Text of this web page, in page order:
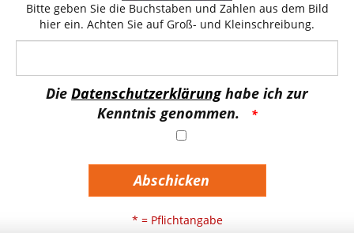
Bitte geben Sie die Buchstaben und Zahlen aus dem Bild
hier ein. Achten Sie auf Groß- und Kleinschreibung.
Die Datenschutzerklärunghabe ich zur
Kenntnis genommen.
Abschicken
* = Pflichtangabe